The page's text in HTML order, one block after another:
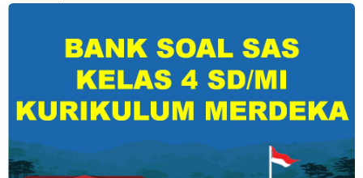
POS UM Jenjang MI, MTs Dan MA Tahun 2026
Jawaban Tugas Mandiri Dan Tugas Refleksi Modul Pedagogik SKI